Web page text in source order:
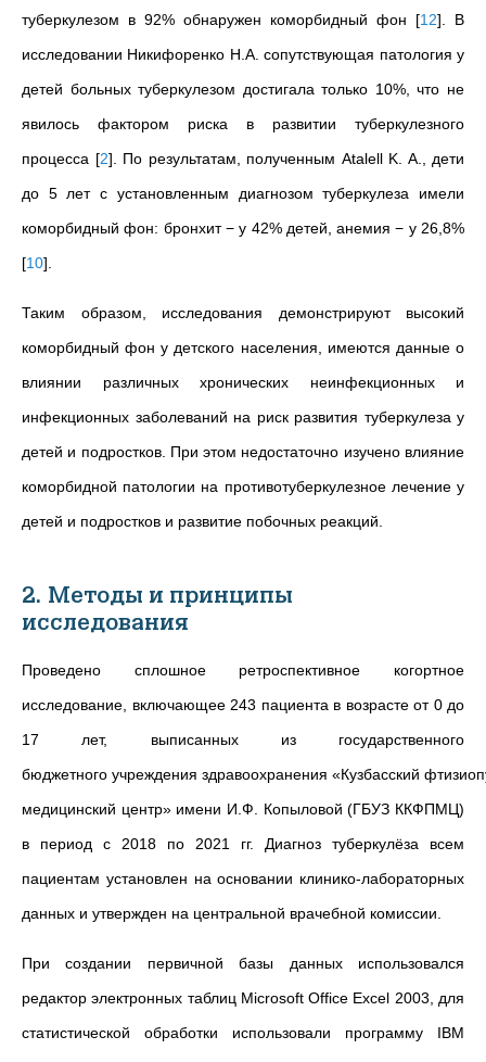
туберкулезом в 92% обнаружен коморбидный фон [12] . В
исследовании Никифоренко Н.А. сопутствующая патология у
детей больных туберкулезом достигала только 10%, что не
явилось фактором риска в развитии туберкулезного
процесса [2] . По результатам, полученным Atalell K. A., дети
до 5 лет с установленным диагнозом туберкулеза имели
коморбидный фон: бронхит − у 42% детей, анемия − у 26,8%
[10]
Таким образом, исследования демонстрируют высокий
коморбидный фон у детского населения, имеются данные о
влиянии различных хронических неинфекционных и
инфекционных заболеваний на риск развития туберкулеза у
детей и подростков. При этом недостаточно изучено влияние
коморбидной патологии на противотуберкулезное лечение у
детей и подростков и развитие побочных реакций.
2. Методы и принципы
исследования
Проведено сплошное ретроспективное когортное
исследование, включающее 243 пациента в возрасте от 0 до
17 лет, выписанных из государственного
бюджетного учреждения здравоохранения «Кузбасский
медицинский центр» имени И.Ф. Копыловой (ГБУЗ ККФПМЦ)
в период с 2018 по 2021 гг. Диагноз туберкулёза всем
пациентам установлен на основании клинико-лабораторных
данных и утвержден на центральной врачебной комиссии.
При создании первичной базы данных использовался
редактор электронных таблиц Microsoft Office Excel 2003, для
статистической обработки использовали программу IBM